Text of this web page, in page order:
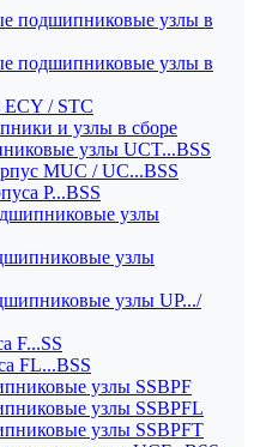
подшипниковые узлы в
подшипниковые узлы в
/ STC
и узлы в сборе
узлы UCT...BSS
MUC / UC...BSS
P...BSS
узлы
узлы
узлы UP.../
F...SS
FL...BSS
узлы SSBPF
узлы SSBPFL
узлы SSBPFT